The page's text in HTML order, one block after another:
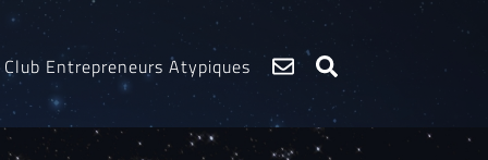
Club Entrepreneurs Atypiques